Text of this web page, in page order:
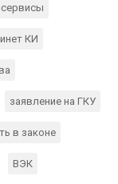
КИ
заявление на ГКУ
в законе
ВЭК